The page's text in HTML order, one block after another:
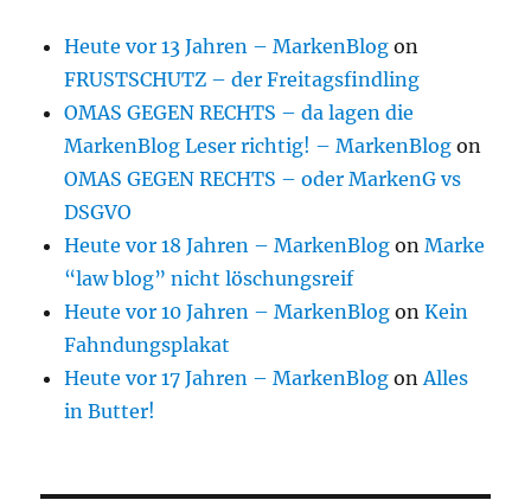
Heute vor 13 Jahren – MarkenBlog on
FRUSTSCHUTZ – der Freitagsfindling
OMAS GEGEN RECHTS – da lagen die
MarkenBlog Leser richtig! – MarkenBlog on
OMAS GEGEN RECHTS – oder MarkenG vs
DSGVO
Heute vor 18 Jahren – MarkenBlog onMarke
“law blog” nicht löschungsreif
Heute vor 10 Jahren – MarkenBlog onKein
Fahndungsplakat
Heute vor 17 Jahren – MarkenBlog onAlles
in Butter!